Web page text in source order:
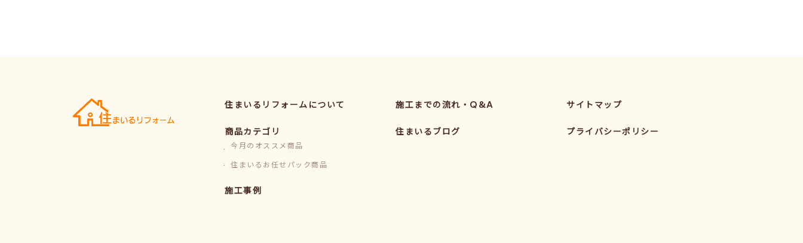
住まいるリフォームについて
商品カテゴリ
今月のオススメ商品
住まいるお任せパック商品
施工事例
施工までの流れ・Q&A
住まいるブログ
サイトマップ
プライバシーポリシー